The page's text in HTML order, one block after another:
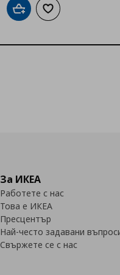
Добави в кошницата
Добави към
За ИКЕА
Работете с нас
Това е ИКЕА
Пресцентър
Най-често задавани
Свържете се с нас